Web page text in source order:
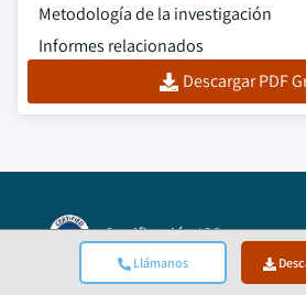
Llámanos
Metodología de la investigación
Informes relacionados
Descargar PDF
Certificación ISO